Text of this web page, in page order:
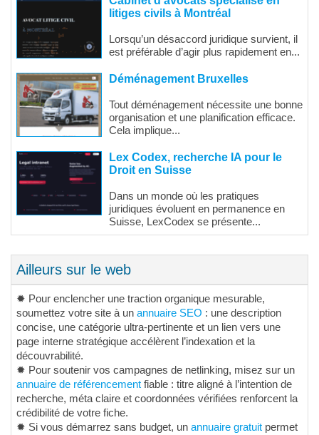
litiges civils à Montréal
Lorsqu’un désaccord juridique survient, il
est préférable d’agir plus rapidement en...
Déménagement Bruxelles
Tout déménagement nécessite une bonne
organisation et une planification efficace.
Cela implique...
Lex Codex, recherche IA pour le
Droit en Suisse
Dans un monde où les pratiques
juridiques évoluent en permanence en
Suisse, LexCodex se présente...
Ailleurs sur le web
✹ Pour enclencher une traction organique mesurable,
soumettez votre site à un annuaire SEO : une description
concise, une catégorie ultra-pertinente et un lien vers une
page interne stratégique accélèrent l’indexation et la
découvrabilité.
✹ Pour soutenir vos campagnes de netlinking, misez sur un
annuaire de référencement fiable : titre aligné à l’intention de
recherche, méta claire et coordonnées vérifiées renforcent la
crédibilité de votre fiche.
✹ Si vous démarrez sans budget, un annuaire gratuit permet